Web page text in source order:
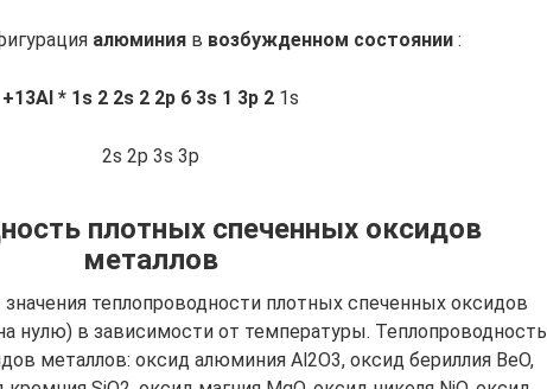
алюминия в возбужденном состоянии :
+13Al * 1s 2 2s 2 2p 6 3s 1 3p 2 1s
2s 2p 3s 3p
плотных спеченных оксидов
металлов
теплопроводности плотных спеченных оксидов
нулю) в зависимости от температуры. Теплопроводность
металлов: оксид алюминия Al2O3, оксид бериллия BeO,